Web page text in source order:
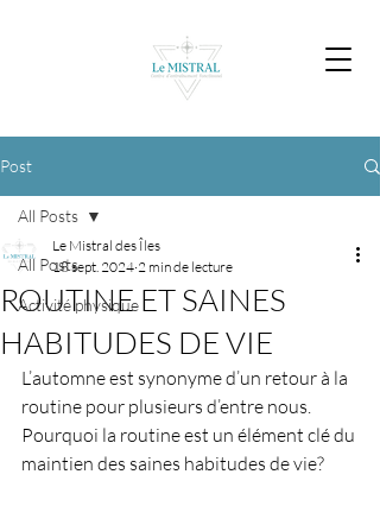
Post
All Posts
Activité physique
All Posts
ROUTINE ET SAINES
HABITUDES DE VIE
Le Mistral des Îles
18 sept. 2024 2 min de lecture
L’automne est synonyme d’un retour à la
routine pour plusieurs d’entre nous.
Pourquoi la routine est un élément clé du
maintien des saines habitudes de vie?